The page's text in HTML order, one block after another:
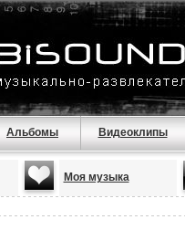
Альбомы Видеоклипы
Моя музыка